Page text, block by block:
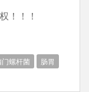
！！！
门螺杆菌 肠胃